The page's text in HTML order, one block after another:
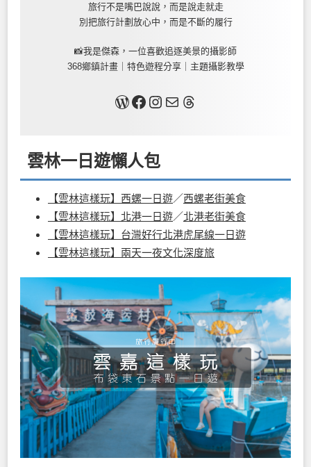
旅行不是嘴巴說說，而是說走就走
別把旅行計劃放心中，而是不斷的履行
📸我是傑森，一位喜歡追逐美景的攝影師
368鄉鎮計畫｜特色遊程分享｜主題攝影教學
關於我Facebook InstagramMail Threads
雲林一日遊懶人包
【雲林這樣玩】西螺一日遊／西螺老街美食
【雲林這樣玩】北港一日遊／北港老街美食
【雲林這樣玩】台灣好行北港虎尾線一日遊
【雲林這樣玩】兩天一夜文化深度旅